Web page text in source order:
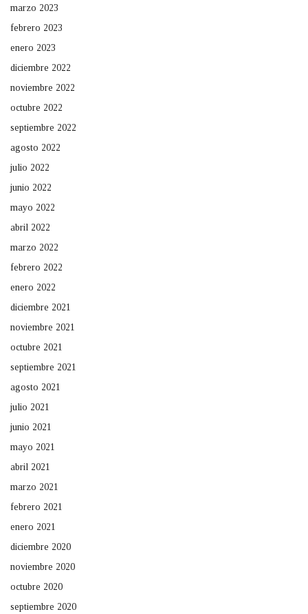
marzo 2023
febrero 2023
enero 2023
diciembre 2022
noviembre 2022
octubre 2022
septiembre 2022
agosto 2022
julio 2022
junio 2022
mayo 2022
abril 2022
marzo 2022
febrero 2022
enero 2022
diciembre 2021
noviembre 2021
octubre 2021
septiembre 2021
agosto 2021
julio 2021
junio 2021
mayo 2021
abril 2021
marzo 2021
febrero 2021
enero 2021
diciembre 2020
noviembre 2020
octubre 2020
septiembre 2020